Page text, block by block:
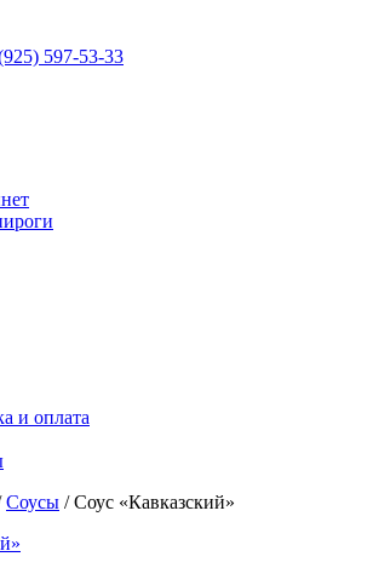
597-53-33
и оплата
Соусы /Соус «Кавказский»